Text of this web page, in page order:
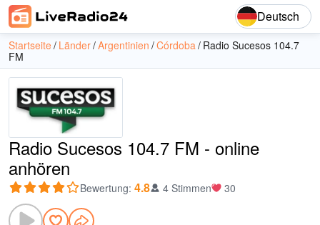
Deutsch
Startseite Länder Argentinien Córdoba Radio Sucesos 104.7
FM
Radio Sucesos 104.7 FM - online
anhören
Bewertung: 4.8 4 Stimmen 30